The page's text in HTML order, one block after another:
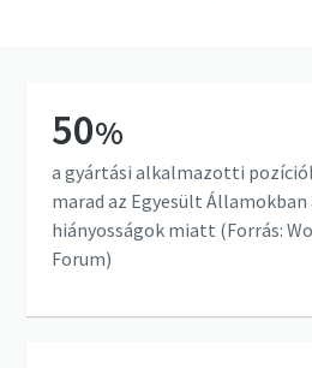
50%
a gyártási alkalmazotti
marad az Egyesült Államokban
hiányosságok miatt (Forrás:
Forum)